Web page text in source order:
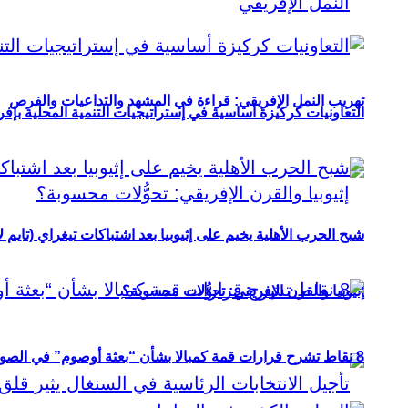
تهريب النمل الإفريقي: قراءة في المشهد والتداعيات والفرص
إثيوبيا والقرن الإفريقي: تحوُّلات محسوبة؟
التعاونيات كركيزة أساسية في إستراتيجيات التنمية المحلية
شبح الحرب الأهلية يخيم على إثيوبيا بعد اشتباكات تيغراي (تايم
8 نقاط تشرح قرارات قمة كمبالا بشأن “بعثة أوصوم” في الصومال؟